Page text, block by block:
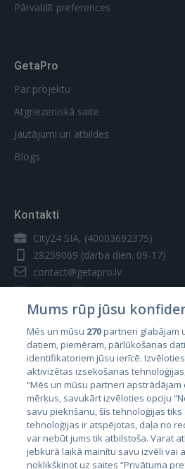
Pārvaldīt preferences
GetaPro
Par projektu
Atgriezeniskā saite
Jautājumi un atbildes
Blogs
Kontakti
City24 SIA, (40003692375)
28259069 (darba dien. 09-17)
contact@getapro.lv
Valstis
Igaunija
Latvija
Lietuva
Mums rūp jūsu
Mēs un mūsu 270partneri glabājam
datiem, piemēram, pārlūkošanas
identifikatoriem jūsu ierīcē.
aktivizētas izsekošanas
“Mēs un mūsu partneri
mērķus, savukārt izvēloties opciju
savu piekrišanu, šīs tehnoloģijas
tehnoloģijas ir atspējotas, daļa no
var nebūt jums tik atbilstoša. Varat
jebkurā laikā mainītu savu izvēli vai
noklikšķinot uz saites “Privātuma